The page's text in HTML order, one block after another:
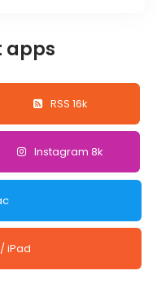
apps
RSS 16k
Instagram 8k
iPad